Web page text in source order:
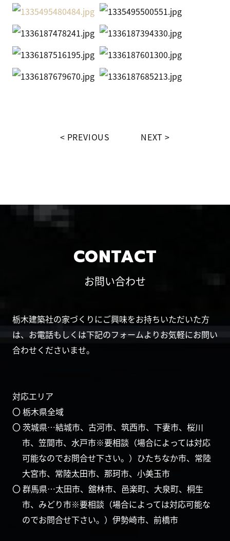
PREVIOUS NEXT
CONTACT
お問い合わせ
栃木建築社の家づくりにご興味をお持ちいただいた方
は、お電話もしくは下記のフォームよりお気軽にお問い
合わせくださいませ。
対応エリア
〇 栃木県全域
〇 茨城県…結城市、古河市、筑西市、下妻市、桜川
市、笠間市、水戸市※要相談（場合によっては対応
可能なのでお問合せ下さい。）ひたちなか市、常陸
大宮市、常陸太田市、那珂市、小美玉市
〇 群馬県…太田市、舘林市、邑楽町、大泉町、桐生
市、みどり市※要相談（場合によっては対応可能な
のでお問合せ下さい。）伊勢崎市、前橋市